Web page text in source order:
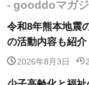
- gooddoマガ
令和8年熊本地震
の活動内容も紹介
2026年8月3日